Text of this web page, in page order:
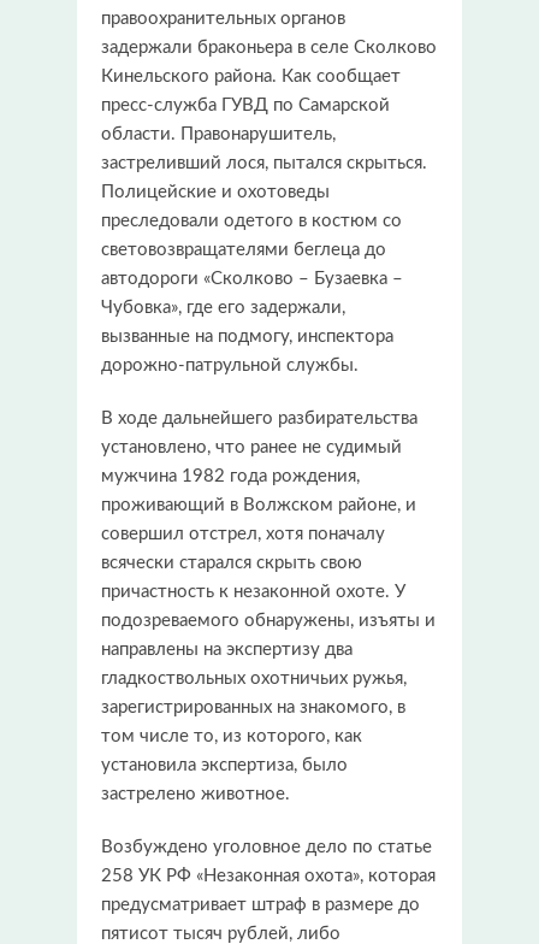
правоохранительных органов
задержали браконьера в селе Сколково
Кинельского района. Как сообщает
пресс-служба ГУВД по Самарской
области. Правонарушитель,
застреливший лося, пытался скрыться.
Полицейские и охотоведы
преследовали одетого в костюм со
световозвращателями беглеца до
автодороги «Сколково – Бузаевка –
Чубовка», где его задержали,
вызванные на подмогу, инспектора
дорожно-патрульной службы.
В ходе дальнейшего разбирательства
установлено, что ранее не судимый
мужчина 1982 года рождения,
проживающий в Волжском районе, и
совершил отстрел, хотя поначалу
всячески старался скрыть свою
причастность к незаконной охоте. У
подозреваемого обнаружены, изъяты и
направлены на экспертизу два
гладкоствольных охотничьих ружья,
зарегистрированных на знакомого, в
том числе то, из которого, как
установила экспертиза, было
застрелено животное.
Возбуждено уголовное дело по статье
258 УК РФ «Незаконная охота», которая
предусматривает штраф в размере до
пятисот тысяч рублей, либо